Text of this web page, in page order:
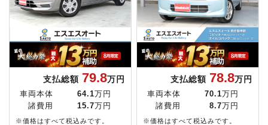
支払総額 79.8万円
車両本体 64.1 万円
諸費用
15.7 万円
※価格はすべて税込みです。
支払総額 78.8万円
車両本体 70.1 万円
諸費用
8.7 万円
※価格はすべて税込みです。